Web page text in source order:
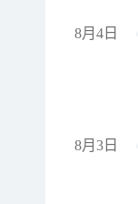
8月4日
8月3日